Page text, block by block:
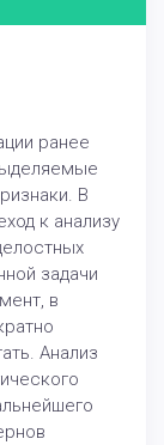
ранее
В
к анализу
задачи
в
Анализ